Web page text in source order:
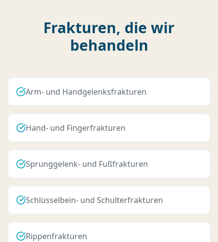
Frakturen, die wir
behandeln
Arm- und Handgelenksfrakturen
Hand- und Fingerfrakturen
Sprunggelenk- und Fußfrakturen
Schlüsselbein- und Schulterfrakturen
Rippenfrakturen